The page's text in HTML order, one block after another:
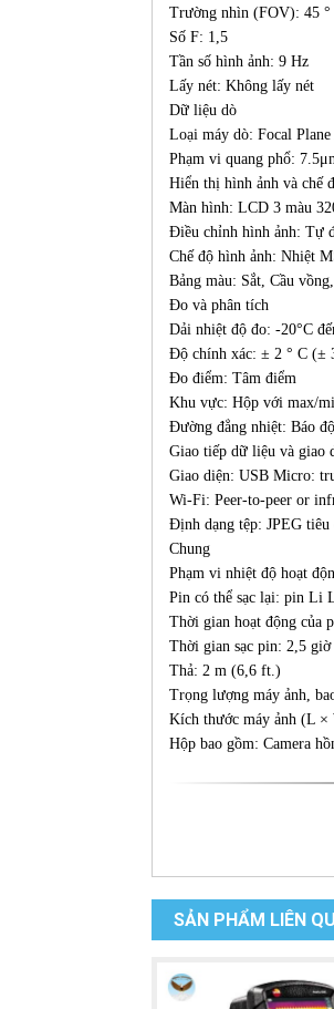
Trường nhìn (FOV): 45 °
Số F: 1,5
Tần số hình ảnh: 9 Hz
Lấy nét: Không lấy nét
Dữ liệu dò
Loại máy dò: Focal
Phạm vi quang phổ:
Hiển thị hình ảnh và chế
Màn hình: LCD 3 màu
Điều chỉnh hình ảnh: Tự
Chế độ hình ảnh: Nhiệt
Bảng màu: Sắt, Cầu
Đo và phân tích
Dải nhiệt độ đo: -20°C
Độ chính xác: ± 2 ° C (±
Đo điểm: Tâm điểm
Khu vực: Hộp với max/
Đường đẳng nhiệt: Báo
Giao tiếp dữ liệu và giao
Giao diện: USB Micro:
Wi-Fi: Peer-to-peer or
Định dạng tệp: JPEG
Chung
Phạm vi nhiệt độ hoạt
Pin có thể sạc lại: pin Li
Thời gian hoạt động của
Thời gian sạc pin: 2,5
Thả: 2 m (6,6 ft.)
Trọng lượng máy ảnh,
Kích thước máy ảnh (L
Hộp bao gồm: Camera
SẢN PHẨM LIÊN